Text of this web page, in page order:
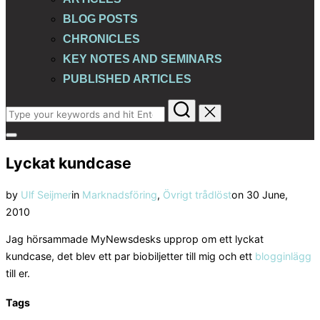
BLOG POSTS
CHRONICLES
KEY NOTES AND SEMINARS
PUBLISHED ARTICLES
Search
for:
Toggle
&
navigation
Lyckat kundcase
by Ulf Seijmerin Marknadsföring, Övrigt trådlöston Posted
30 June,
2010
Jag hörsammade MyNewsdesks upprop om ett lyckat
kundcase, det blev ett par biobiljetter till mig och ett blogginlägg
till er.
Tags